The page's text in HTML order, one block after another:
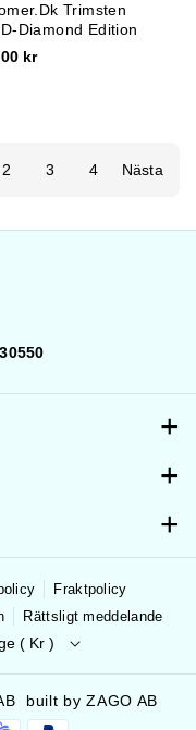
Trimsten
Diamond Edition
kr
2 3 4 Nästa
till
del av spännande
Fraktpolicy
Rättsligt meddelande
Sverige ( Kr )
built by ZAGO AB